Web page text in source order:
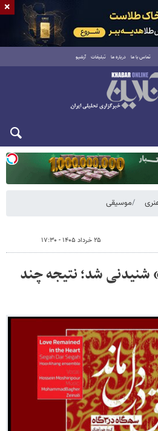
تماس با ما درباره ما تبلیغات آرشیو
موسیقی
۲۵ خرداد ۱۴۰۵ - ۱۷:۳۰
شد؛ نتیجه چند
×